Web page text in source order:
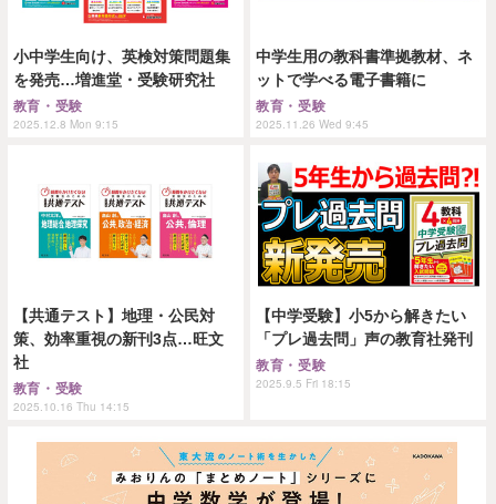
小中学生向け、英検対策問題集
を発売…増進堂・受験研究社
教育・受験
2025.12.8 Mon 9:15
中学生用の教科書準拠教材、ネ
ットで学べる電子書籍に
教育・受験
2025.11.26 Wed 9:45
【共通テスト】地理・公民対
策、効率重視の新刊3点…旺文
社
教育・受験
2025.10.16 Thu 14:15
【中学受験】小5から解きたい
「プレ過去問」声の教育社発刊
教育・受験
2025.9.5 Fri 18:15